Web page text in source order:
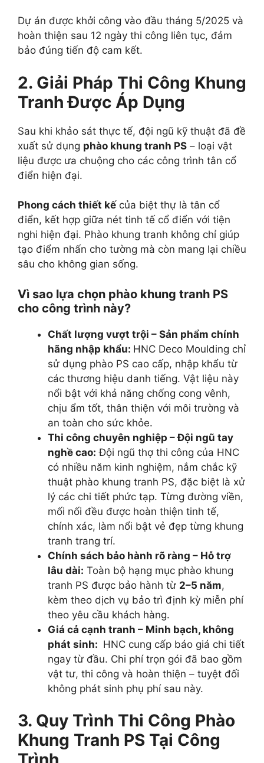
Dự án được khởi công vào đầu tháng 5/2025 và
hoàn thiện sau 12 ngày thi công liên tục, đảm
bảo đúng tiến độ cam kết.
2. Giải Pháp Thi Công Khung
Tranh Được Áp Dụng
Sau khi khảo sát thực tế, đội ngũ kỹ thuật đã đề
xuất sử dụng phào khung tranh PS – loại vật
liệu được ưa chuộng cho các công trình tân cổ
điển hiện đại.
Phong cách thiết kếcủa biệt thự là tân cổ
điển, kết hợp giữa nét tinh tế cổ điển với tiện
nghi hiện đại. Phào khung tranh không chỉ giúp
tạo điểm nhấn cho tường mà còn mang lại chiều
sâu cho không gian sống.
Vì sao lựa chọn phào khung tranh PS
cho công trình này?
Chất lượng vượt trội – Sản phẩm chính
hãng nhập khẩu: HNC Deco Moulding chỉ
sử dụng phào PS cao cấp, nhập khẩu từ
các thương hiệu danh tiếng. Vật liệu này
nổi bật với khả năng chống cong vênh,
chịu ẩm tốt, thân thiện với môi trường và
an toàn cho sức khỏe.
Thi công chuyên nghiệp – Đội ngũ tay
nghề cao: Đội ngũ thợ thi công của HNC
có nhiều năm kinh nghiệm, nắm chắc kỹ
thuật phào khung tranh PS, đặc biệt là xử
lý các chi tiết phức tạp. Từng đường viền,
mối nối đều được hoàn thiện tinh tế,
chính xác, làm nổi bật vẻ đẹp từng khung
tranh trang trí.
Chính sách bảo hành rõ ràng – Hỗ trợ
lâu dài: Toàn bộ hạng mục phào khung
tranh PS được bảo hành từ 2–5 năm,
kèm theo dịch vụ bảo trì định kỳ miễn phí
theo yêu cầu khách hàng.
Giá cả cạnh tranh – Minh bạch, không
phát sinh: HNC cung cấp báo giá chi tiết
ngay từ đầu. Chi phí trọn gói đã bao gồm
vật tư, thi công và hoàn thiện – tuyệt đối
không phát sinh phụ phí sau này.
3. Quy Trình Thi Công Phào
Khung Tranh PS Tại Công